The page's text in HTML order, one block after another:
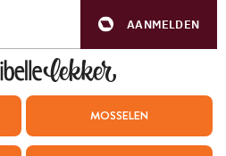
AANMELDEN
MOSSELEN